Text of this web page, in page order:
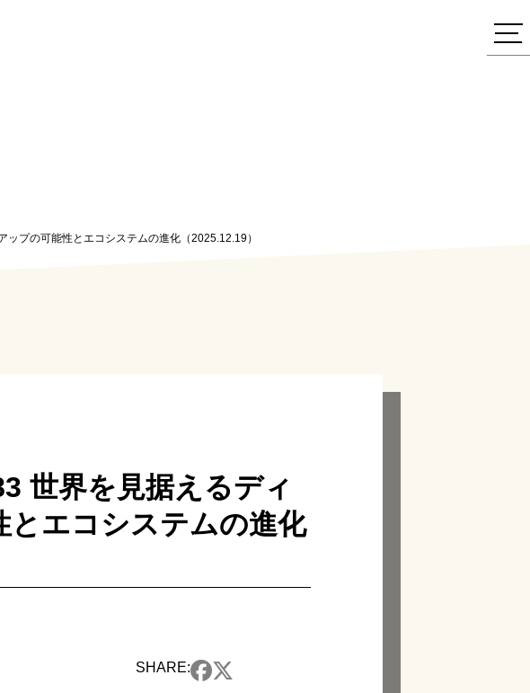
プの可能性とエコシステムの進化（2025.12.19）
世界を見据えるディ
とエコシステムの進化
SHARE: